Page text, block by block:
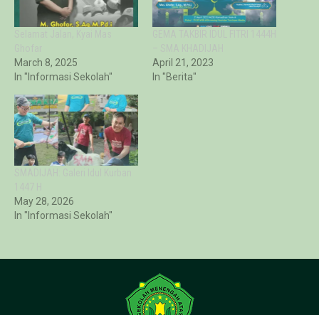
March 8, 2025
In "Informasi Sekolah"
April 21, 2023
In "Berita"
May 28, 2026
In "Informasi Sekolah"